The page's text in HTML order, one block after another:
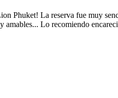
Phuket! La reserva fue muy
amables... Lo recomiendo